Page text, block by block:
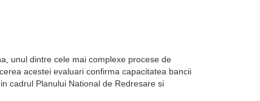
unul dintre cele mai complexe procese de
acestei evaluari confirma capacitatea bancii
cadrul Planului National de Redresare si